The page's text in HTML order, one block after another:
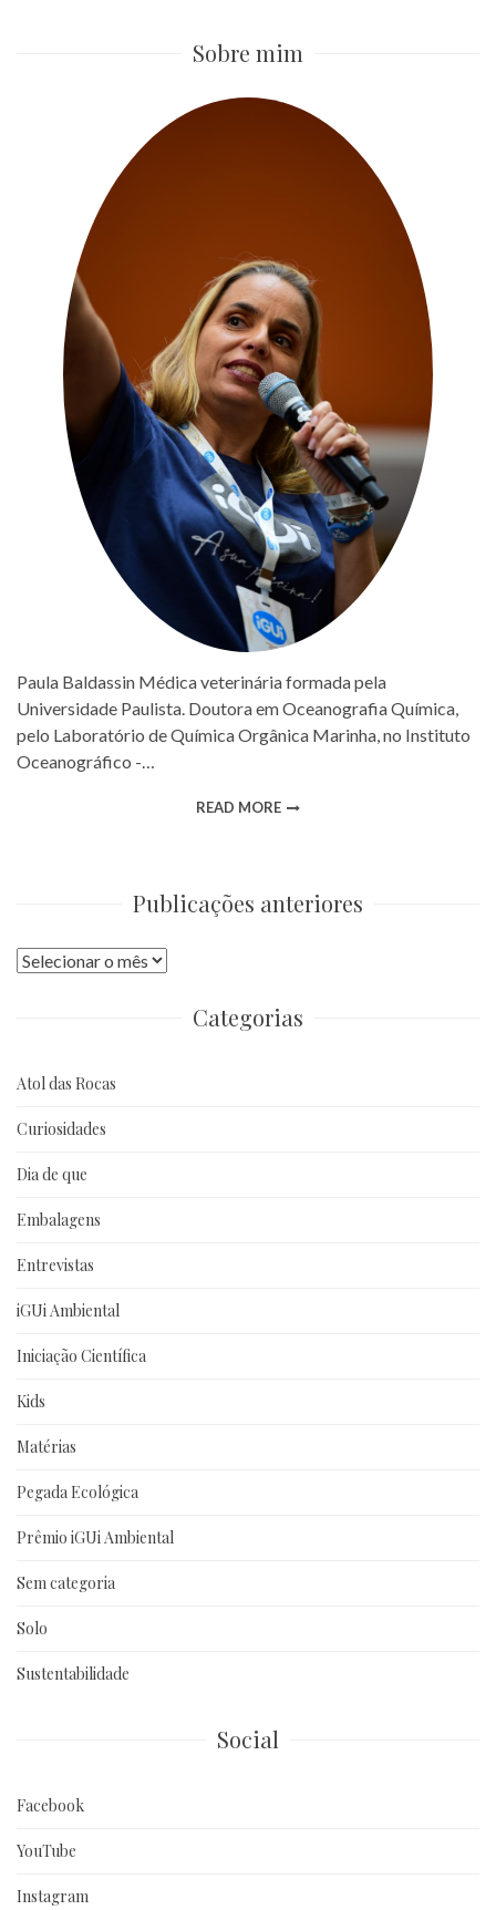
Sobre mim
Paula Baldassin Médica veterinária formada pela
Universidade Paulista. Doutora em Oceanografia Química,
pelo Laboratório de Química Orgânica Marinha, no Instituto
Oceanográfico -…
READ MORE
Publicações anteriores
Publicações
Categorias
Atol das Rocas
Curiosidades
Dia de que
Embalagens
Entrevistas
iGUi Ambiental
Iniciação Científica
Kids
Matérias
Pegada Ecológica
Prêmio iGUi Ambiental
Sem categoria
Solo
Sustentabilidade
Social
Facebook
YouTube
Instagram